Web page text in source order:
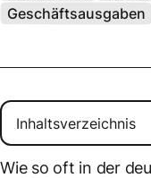
Geschäftsausgaben
Wie so oft in der